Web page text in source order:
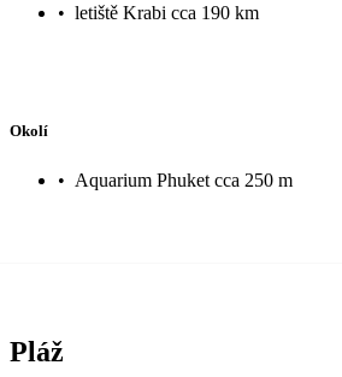
• letiště Krabi cca 190 km
Okolí
• Aquarium Phuket cca 250 m
Pláž